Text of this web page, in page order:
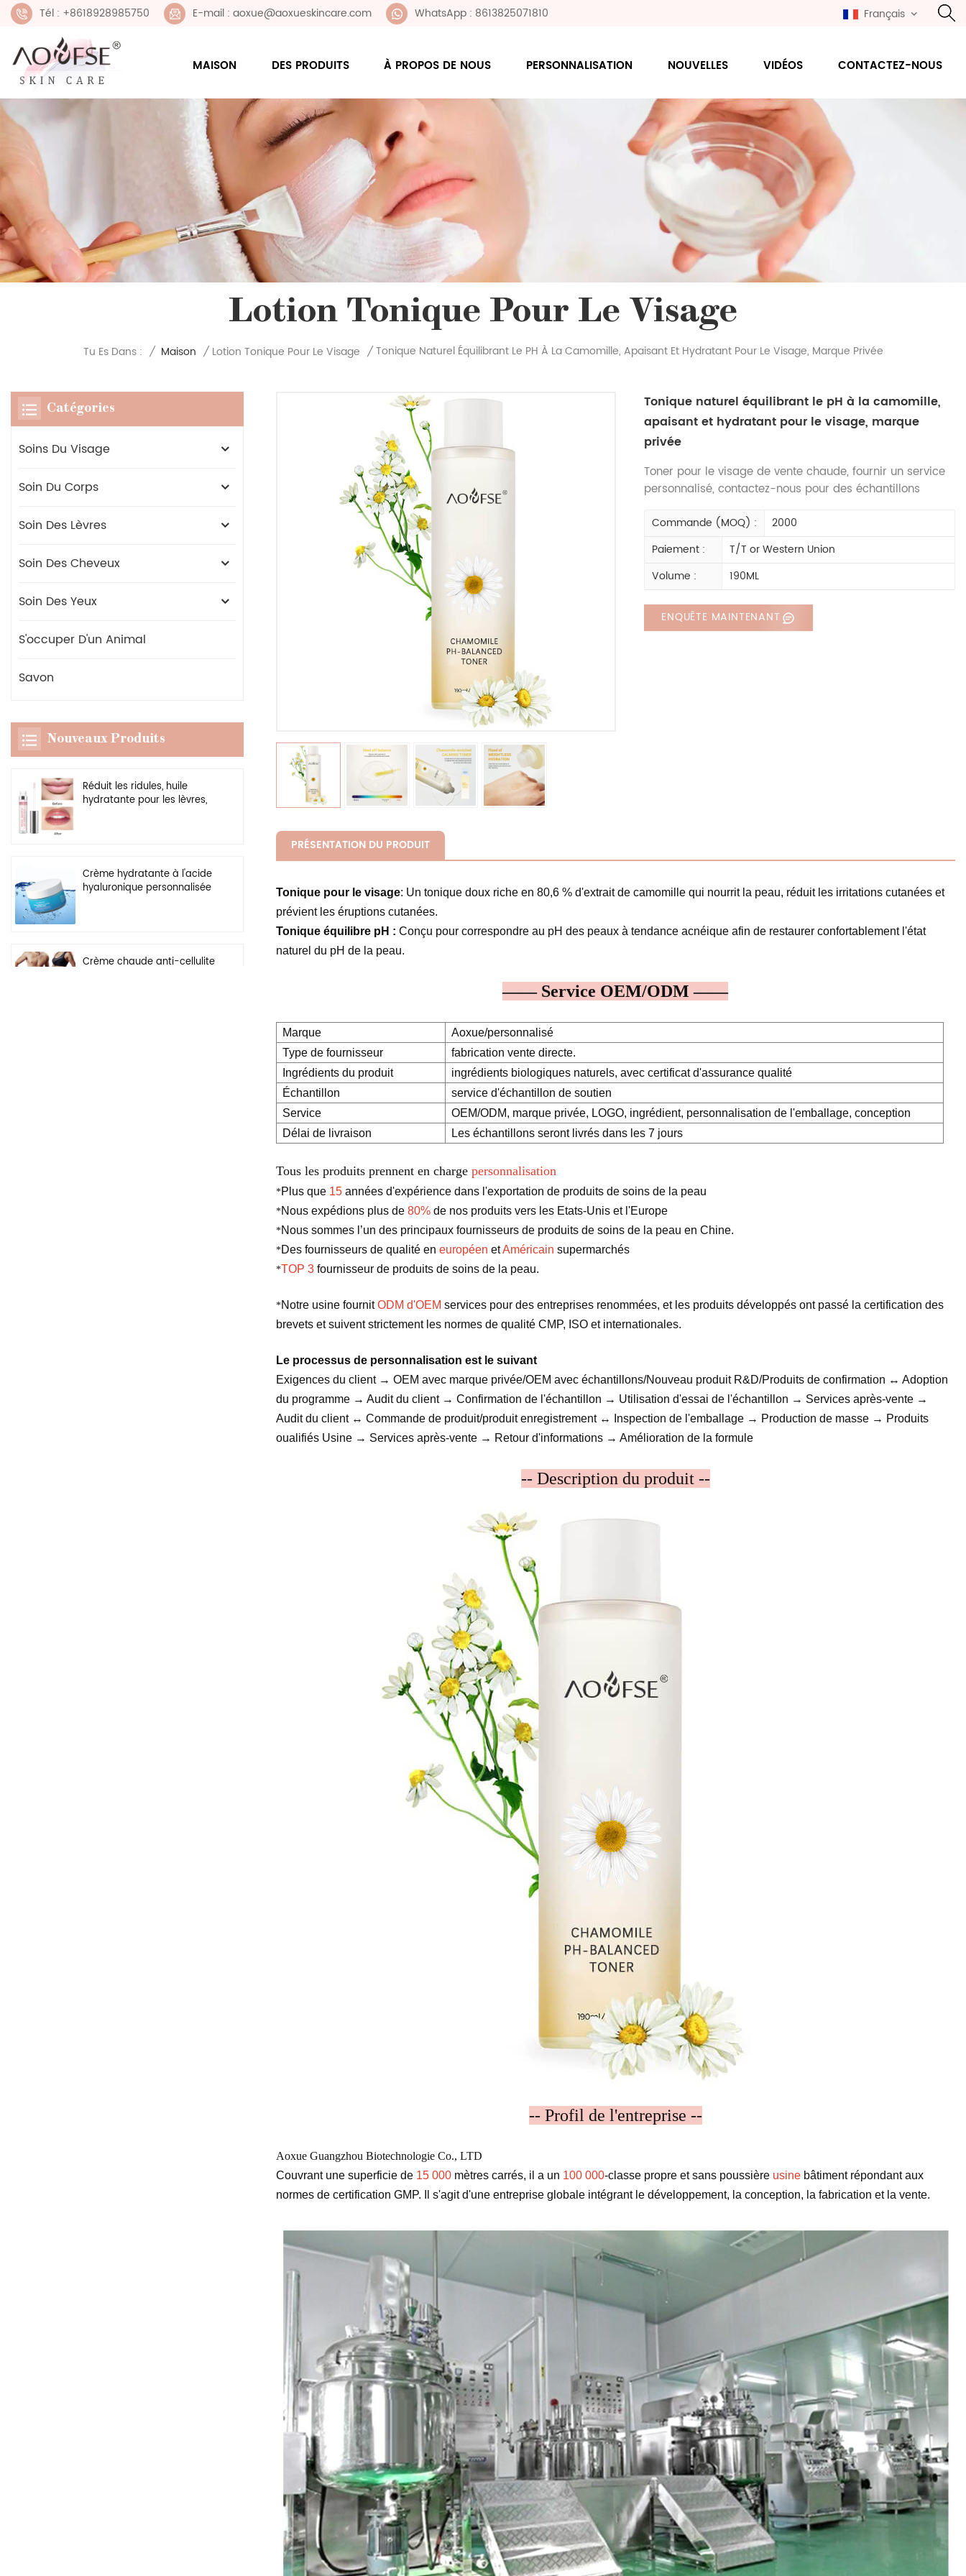
Tél : +8618928985750 E-mail : aoxue@aoxueskincare.com WhatsApp : 8613825071810 Français
MAISON DES PRODUITS À PROPOS DE NOUS PERSONNALISATION NOUVELLES VIDÉOS CONTACTEZ-NOUS
Lotion Tonique Pour Le Visage
Tu Es Dans : / Maison / Lotion Tonique Pour Le Visage / Tonique Naturel Équilibrant Le PH À La Camomille, Apaisant Et Hydratant Pour Le Visage, Marque Privée
Tonique naturel équilibrant le pH à la camomille,
apaisant et hydratant pour le visage, marque
privée
Toner pour le visage de vente chaude, fournir un service
personnalisé, contactez-nous pour des échantillons
Commande (MOQ) :
2000
Paiement :
T/T or Western Union
Volume :
190ML
ENQUÊTE MAINTENANT
PRÉSENTATION DU PRODUIT
Tonique pour le visage: Un tonique doux riche en 80,6 % d'extrait de camomille qui nourrit la peau, réduit les irritations cutanées et
prévient les éruptions cutanées.
Tonique équilibre pH : Conçu pour correspondre au pH des peaux à tendance acnéique afin de restaurer confortablement l'état
naturel du pH de la peau.
—— Service OEM/ODM ——
Marque
Aoxue/personnalisé
Type de fournisseur
fabrication vente directe.
Ingrédients du produit
ingrédients biologiques naturels, avec certificat d'assurance qualité
Échantillon
service d'échantillon de soutien
Service
OEM/ODM, marque privée, LOGO, ingrédient, personnalisation de l'emballage, conception
Délai de livraison
Les échantillons seront livrés dans les 7 jours
Tous les produits prennent en charge personnalisation
*Plus que 15années d'expérience dans l'exportation de produits de soins de la peau
*Nous expédions plus de 80%de nos produits vers les Etats-Unis et l'Europe
*Nous sommes l’un des principaux fournisseurs de produits de soins de la peau en Chine.
*Des fournisseurs de qualité en européen etAméricain supermarchés
*TOP 3fournisseur de produits de soins de la peau.
*Notre usine fournitODM d'OEM services pour des entreprises renommées, et les produits développés ont passé la certification des
brevets et suivent strictement les normes de qualité CMP, ISO et internationales.
Le processus de personnalisation est le suivant
Exigences du client → OEM avec marque privée/OEM avec échantillons/Nouveau produit R&D/Produits de confirmation ↔ Adoption
du programme → Audit du client → Confirmation de l'échantillon → Utilisation d'essai de l'échantillon → Services après-vente →
Audit du client ↔ Commande de produit/produit enregistrement ↔ Inspection de l'emballage → Production de masse → Produits
oualifiés Usine → Services après-vente → Retour d'informations → Amélioration de la formule
-- Description du produit --
-- Profil de l'entreprise --
Aoxue Guangzhou Biotechnologie Co., LTD
Couvrant une superficie de 15 000mètres carrés, il a un 100 000-classe propre et sans poussière usinebâtiment répondant aux
normes de certification GMP. Il s'agit d'une entreprise globale intégrant le développement, la conception, la fabrication et la vente.
Catégories
Soins Du Visage
Soin Du Corps
Soin Des Lèvres
Soin Des Cheveux
Soin Des Yeux
S'occuper D'un Animal
Savon
Nouveaux Produits
Réduit les ridules, huile
hydratante pour les lèvres,
Crème hydratante à l'acide
hyaluronique personnalisée
Crème chaude anti-cellulite